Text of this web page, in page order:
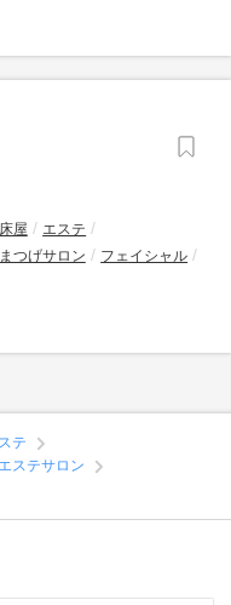
屋
エステ
まつげサロン
フェイシャル
テ
ステサロン